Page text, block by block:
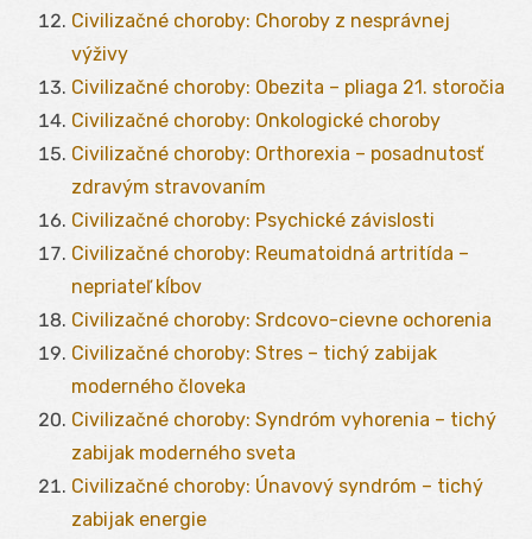
Civilizačné choroby: Choroby z nesprávnej
výživy
Civilizačné choroby: Obezita – pliaga 21. storočia
Civilizačné choroby: Onkologické choroby
Civilizačné choroby: Orthorexia – posadnutosť
zdravým stravovaním
Civilizačné choroby: Psychické závislosti
Civilizačné choroby: Reumatoidná artritída –
nepriateľ kĺbov
Civilizačné choroby: Srdcovo-cievne ochorenia
Civilizačné choroby: Stres – tichý zabijak
moderného človeka
Civilizačné choroby: Syndróm vyhorenia – tichý
zabijak moderného sveta
Civilizačné choroby: Únavový syndróm – tichý
zabijak energie